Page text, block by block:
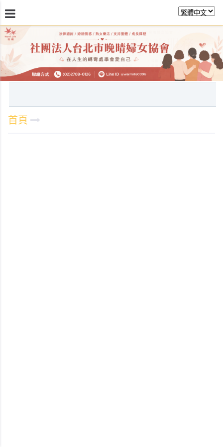
最新消息 關於晚晴 日常服務 課程活動
首頁